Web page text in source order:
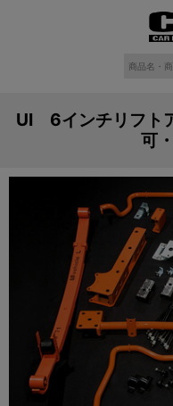
UI 6インチリフト
可